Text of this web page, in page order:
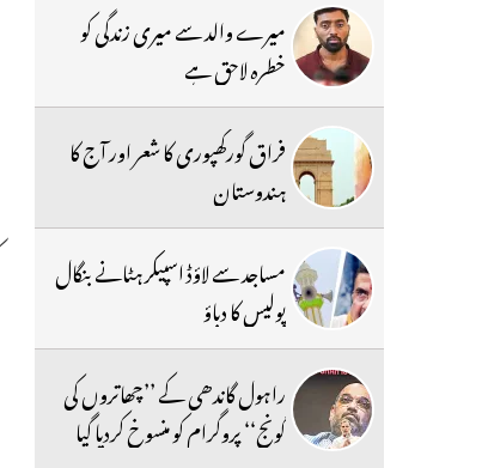
میرے والد سے میری زندگی کو
خطرہ لاحق ہے
فراق گورکھپوری کا شعر اور آج کا
ہندوستان
مساجد سے لاؤڈ اسپیکر ہٹانے بنگال
پولیس کا دباؤ
راہول گاندھی کے ’’چھاتروں کی
گونج‘‘ پروگرام کو منسوخ کردیا گیا